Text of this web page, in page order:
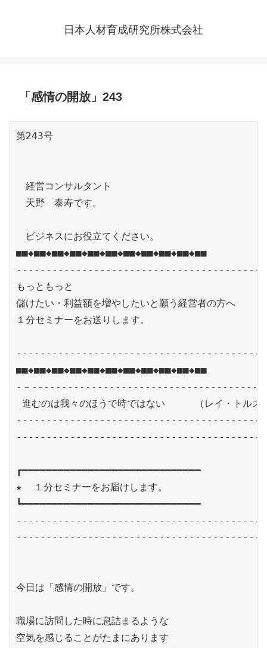
日本人材育成研究所株式会社
「感情の開放」243
第243号
経営コンサルタント
天野　泰寿です。
ビジネスにお役立てください。
■■◆■■◆■■◆■■◆■■◆■■◆■■◆■■◆■■◆■■◆■■
もっともっと
儲けたい・利益額を増やしたいと願う経営者の方へ
１分セミナーをお送りします。
■■◆■■◆■■◆■■◆■■◆■■◆■■◆■■◆■■◆■■◆■■
-－
進むのは我々のほうで時ではない     （レイ・トルス
┏━━━━━━━━━━━━━━━━━━━━━━━━━━━━━━
★  １分セミナーをお届けします。
┗━━━━━━━━━━━━━━━━━━━━━━━━━━━━━━
今日は「感情の開放」です。
職場に訪問した時に息詰まるような
空気を感じることがたまにあります